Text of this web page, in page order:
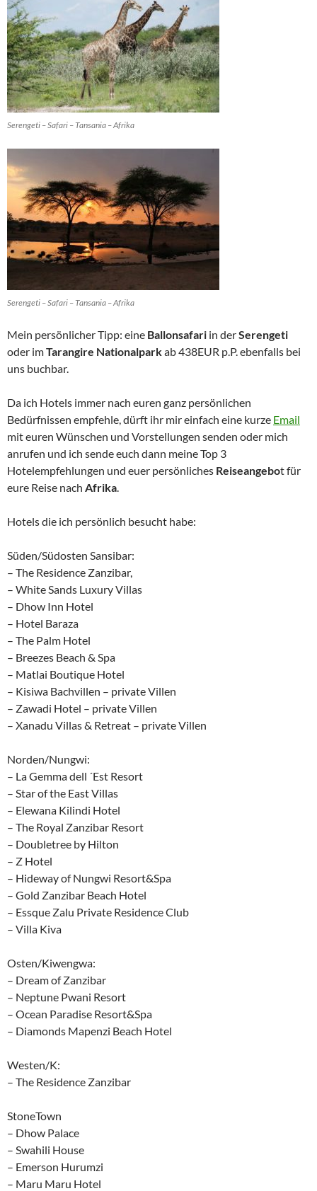
Serengeti – Safari – Tansania – Afrika
Serengeti – Safari – Tansania – Afrika
Mein persönlicher Tipp: eine Ballonsafari in derSerengeti
oder imTarangire Nationalparkab 438EUR p.P. ebenfalls bei
uns buchbar.
Da ich Hotels immer nach euren ganz persönlichen
Bedürfnissen empfehle, dürft ihr mir einfach eine kurze Email
mit euren Wünschen und Vorstellungen senden oder mich
anrufen und ich sende euch dann meine Top 3
Hotelempfehlungen und euer persönliches Reiseangebot für
eure Reise nach Afrika.
Hotels die ich persönlich besucht habe:
Süden/Südosten Sansibar:
– The Residence Zanzibar,
– White Sands Luxury Villas
– Dhow Inn Hotel
– Hotel Baraza
– The Palm Hotel
– Breezes Beach & Spa
– Matlai Boutique Hotel
– Kisiwa Bachvillen – private Villen
– Zawadi Hotel – private Villen
– Xanadu Villas & Retreat – private Villen
Norden/Nungwi:
– La Gemma dell ´Est Resort
– Star of the East Villas
– Elewana Kilindi Hotel
– The Royal Zanzibar Resort
– Doubletree by Hilton
– Z Hotel
– Hideway of Nungwi Resort&Spa
– Gold Zanzibar Beach Hotel
– Essque Zalu Private Residence Club
– Villa Kiva
Osten/Kiwengwa:
– Dream of Zanzibar
– Neptune Pwani Resort
– Ocean Paradise Resort&Spa
– Diamonds Mapenzi Beach Hotel
Westen/K:
– The Residence Zanzibar
StoneTown
– Dhow Palace
– Swahili House
– Emerson Hurumzi
– Maru Maru Hotel